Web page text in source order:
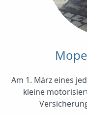
Am 1. März eines
kleine